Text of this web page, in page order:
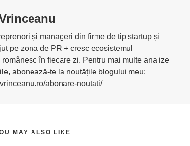
și manageri din firme de tip startup și
pe zona de PR + cresc ecosistemul
în fiecare zi. Pentru mai multe analize
abonează-te la noutățile blogului meu:
abonare-noutati/
MAY ALSO LIKE